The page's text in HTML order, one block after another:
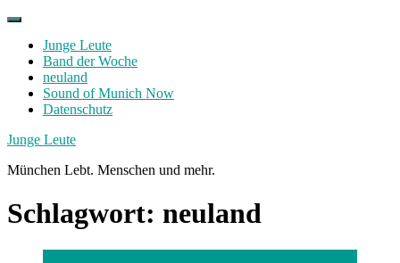
Skip
contentJunge Leute
Band der Woche
neuland
Sound of Munich Now
Datenschutz
Facebook
Twitter
Instagram
Junge Leute
München Lebt. Menschen und mehr.
Schlagwort: neuland